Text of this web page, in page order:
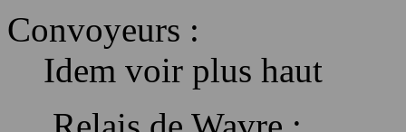
Convoyeurs :
Idem voir plus haut